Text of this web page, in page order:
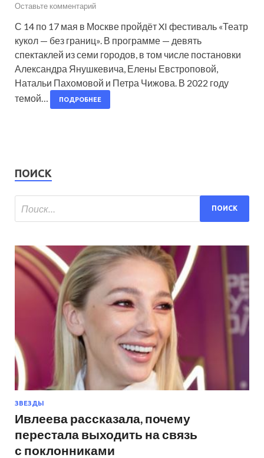
Оставьте комментарий
С 14 по 17 мая в Москве пройдёт XI фестиваль «Театр
кукол — без границ». В программе — девять
спектаклей из семи городов, в том числе постановки
Александра Янушкевича, Елены Евстроповой,
Натальи Пахомовой и Петра Чижова. В 2022 году
темой…
ПОДРОБНЕЕ
ПОИСК
ЗВЕЗДЫ
Ивлеева рассказала, почему
перестала выходить на связь
с поклонниками